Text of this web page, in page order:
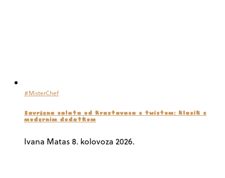
#MisterChef
Savršena salata od krastavaca s twistom: klasik s
modernim dodatkom
Ivana Matas 8. kolovoza 2026.